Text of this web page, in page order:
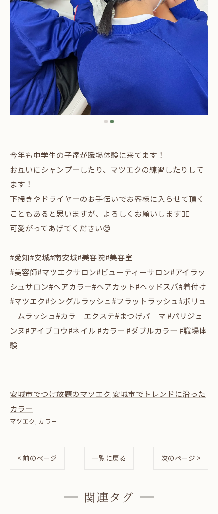
今年も中学生の子達が職場体験に来てます！
お互いにシャンプーしたり、マツエクの練習したりして
ます！
下掃きやドライヤーのお手伝いでお客様に入らせて頂く
こともあると思いますが、よろしくお願いします🙇‍♀️
可愛がってあげてください😊
#愛知#安城#南安城#美容院#美容室
#美容師#マツエクサロン#ビューティーサロン#アイラッ
シュサロン#ヘアカラー#ヘアカット#ヘッドスパ#着付け
#マツエク#シングルラッシュ#フラットラッシュ#ボリュ
ームラッシュ#カラーエクステ#まつげパーマ #パリジェ
ンヌ#アイブロウ#ネイル #カラー #ダブルカラー #職場体
験
安城市でつけ放題のマツエク 安城市でトレンドに沿った
カラー
マツエク カラー
< 前のページ 一覧に戻る 次のページ >
関連タグ